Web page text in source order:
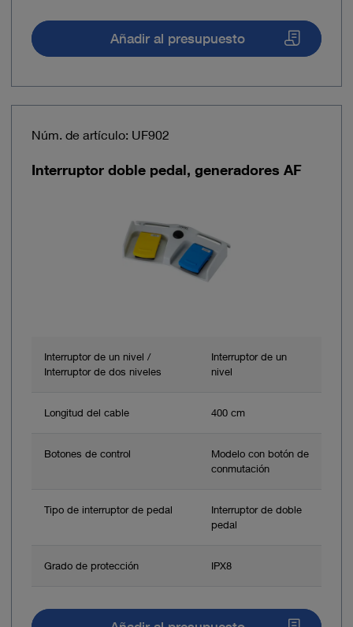
Añadir al presupuesto
Núm. de artículo: UF902
Interruptor doble pedal, generadores AF
Interruptor de un nivel /
Interruptor de dos niveles
Interruptor de un
nivel
Longitud del cable 400 cm
Botones de control
Modelo con botón de
conmutación
Tipo de interruptor de pedal
Interruptor de doble
pedal
Grado de protección IPX8